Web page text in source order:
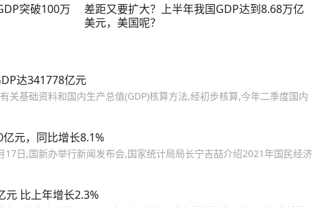
突破100万
差距又要扩大？上半年我国GDP达到8.68万亿
美元，美国呢？
达341778亿元
关基础资料和国内生产总值(GDP)核算方法,经初步核算,今年二季度国内
元，同比增长8.1%
17日,国新办举行新闻发布会,国家统计局局长宁吉喆介绍2021年国民经济
元 比上年增长2.3%